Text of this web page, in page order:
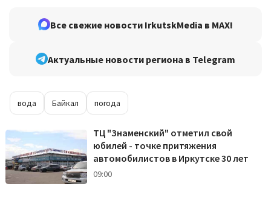
Все свежие новости IrkutskMedia в MAX!
Актуальные новости региона в Telegram
вода Байкал погода
ТЦ "Знаменский" отметил свой
юбилей - точке притяжения
автомобилистов в Иркутске 30 лет
09:00